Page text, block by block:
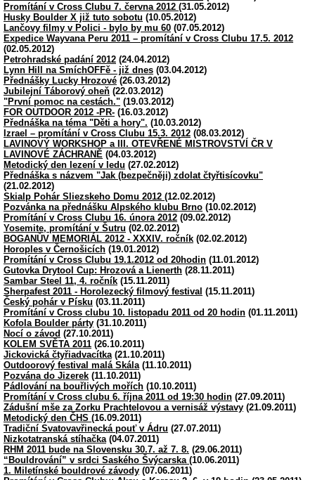
Promítání v Cross Clubu 7. června 2012 (31.05.2012)
Husky Boulder X již tuto sobotu (10.05.2012)
Lančovy filmy v Polici - bylo by mu 60 (07.05.2012)
Expedice Wayvana Peru 2011 – promítání v Cross Clubu 17.5. 2012
(02.05.2012)
Petrohradské padání 2012 (24.04.2012)
Lynn Hill na SmíchOFFě - již dnes (03.04.2012)
Přednášky Lucky Hrozové (26.03.2012)
Jubilejní Táborový oheň (22.03.2012)
"První pomoc na cestách." (19.03.2012)
FOR OUTDOOR 2012 -PR- (16.03.2012)
Přednáška na téma "Děti a hory". (10.03.2012)
Izrael – promítání v Cross Clubu 15.3. 2012 (08.03.2012)
LAVINOVÝ WORKSHOP a III. OTEVŘENÉ MISTROVSTVÍ ČR V
LAVINOVÉ ZÁCHRANĚ (04.03.2012)
Metodický den lezení v ledu (27.02.2012)
Přednáška s názvem "Jak (bezpečněji) zdolat čtyřtisícovku"
(21.02.2012)
Skialp Pohár Sliezskeho Domu 2012 (12.02.2012)
Pozvánka na přednášku Alpského klubu Brno (10.02.2012)
Promítání v Cross Clubu 16. února 2012 (09.02.2012)
Yosemite, promítání v Šutru (02.02.2012)
BOGANŮV MEMORIÁL 2012 - XXXIV. ročník (02.02.2012)
Horoples v Černošicích (19.01.2012)
Promítání v Cross Clubu 19.1.2012 od 20hodin (11.01.2012)
Gutovka Drytool Cup: Hrozová a Lienerth (28.11.2011)
Sambar Steel 11, 4. ročník (15.11.2011)
Sherpafest 2011 - Horolezecký filmový festival (15.11.2011)
Český pohár v Písku (03.11.2011)
Promítání v Cross clubu 10. listopadu 2011 od 20 hodin (01.11.2011)
Kofola Boulder párty (31.10.2011)
Nocí o závod (27.10.2011)
KOLEM SVĚTA 2011 (26.10.2011)
Jickovická čtyřiadvacítka(21.10.2011)
Outdoorový festival malá Skála(11.10.2011)
Pozvána do Jizerek (11.10.2011)
Pádlování na bouřlivých mořích (10.10.2011)
Promítání v Cross clubu 6. října 2011 od 19:30 hodin (27.09.2011)
Zádušní mše za Zorku Prachtelovou a vernisáž výstavy (21.09.2011)
Metodický den ČHS (16.09.2011)
Tradiční Svatovavřinecká pouť v Ádru (27.07.2011)
Nizkotatranská stíhačka(04.07.2011)
RHM 2011 bude na Slovensku 30.7. až 7. 8. (29.06.2011)
“Bouldrování” v srdci Saského Švýcarska (10.06.2011)
1. Miletínské bouldrové závody (07.06.2011)